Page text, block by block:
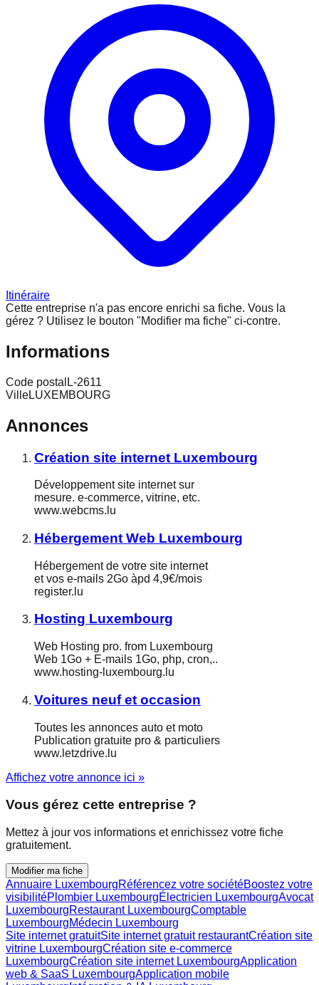
Itinéraire
Cette entreprise n'a pas encore enrichi sa fiche. Vous la
gérez ? Utilisez le bouton "Modifier ma fiche" ci-contre.
Informations
Code postal L-2611
VilleLUXEMBOURG
Annonces
Création site internet Luxembourg
Développement site internet sur
mesure. e-commerce, vitrine, etc.
www.webcms.lu
Hébergement Web Luxembourg
Hébergement de votre site internet
et vos e-mails 2Go àpd 4,9€/mois
register.lu
Hosting Luxembourg
Web Hosting pro. from Luxembourg
Web 1Go + E-mails 1Go, php, cron,..
www.hosting-luxembourg.lu
Voitures neuf et occasion
Toutes les annonces auto et moto
Publication gratuite pro & particuliers
www.letzdrive.lu
Affichez votre annonce ici »
Vous gérez cette entreprise ?
Mettez à jour vos informations et enrichissez votre fiche
gratuitement.
Modifier ma fiche
Annuaire LuxembourgRéférencez votre sociétéBoostez votre
visibilitéPlombier LuxembourgÉlectricien LuxembourgAvocat
LuxembourgRestaurant LuxembourgComptable
LuxembourgMédecin Luxembourg
Site internet gratuitSite internet gratuit restaurantCréation site
vitrine LuxembourgCréation site e-commerce
LuxembourgCréation site internet LuxembourgApplication
web & SaaS LuxembourgApplication mobile